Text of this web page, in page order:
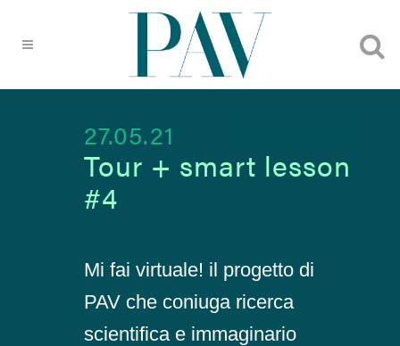
27.05.21
Tour + smart lesson
#4
Mi fai virtuale! il progetto di
PAV che coniuga ricerca
scientifica e immaginario